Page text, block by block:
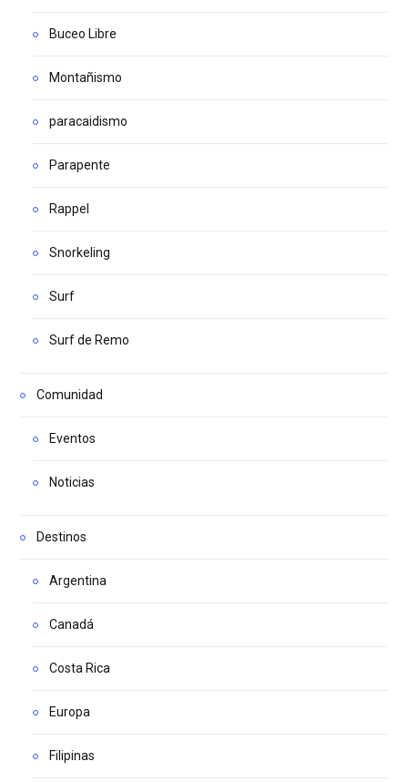
Buceo Libre
Montañismo
paracaidismo
Parapente
Rappel
Snorkeling
Surf
Surf de Remo
Comunidad
Eventos
Noticias
Destinos
Argentina
Canadá
Costa Rica
Europa
Filipinas